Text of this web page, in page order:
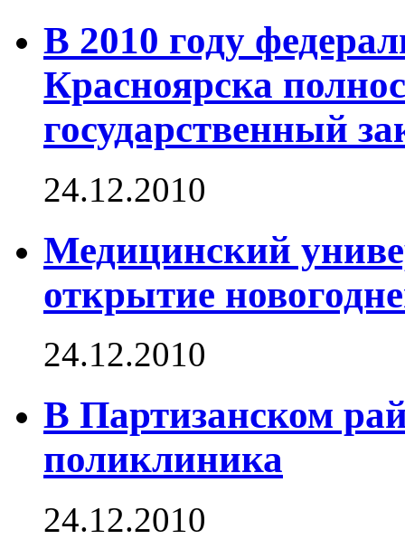
В 2010 году
Красноярска
государственный
24.12.2010
Медицинский
открытие
24.12.2010
В Партизанском
поликлиника
24.12.2010